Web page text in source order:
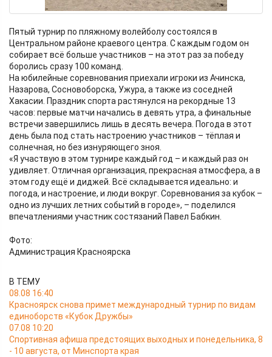
Пятый турнир по пляжному волейболу состоялся в
Центральном районе краевого центра. С каждым годом он
собирает всё больше участников – на этот раз за победу
боролись сразу 100 команд.
На юбилейные соревнования приехали игроки из Ачинска,
Назарова, Сосновоборска, Ужура, а также из соседней
Хакасии. Праздник спорта растянулся на рекордные 13
часов: первые матчи начались в девять утра, а финальные
встречи завершились лишь в десять вечера. Погода в этот
день была под стать настроению участников – тёплая и
солнечная, но без изнуряющего зноя.
«Я участвую в этом турнире каждый год – и каждый раз он
удивляет. Отличная организация, прекрасная атмосфера, а в
этом году ещё и диджей. Всё складывается идеально: и
погода, и настроение, и люди вокруг. Соревнования за кубок –
одно из лучших летних событий в городе», – поделился
впечатлениями участник состязаний Павел Бабкин.
Фото:
Администрация Красноярска
В ТЕМУ
08.08 16:40
Красноярск снова примет международный турнир по видам
единоборств «Кубок Дружбы»
07.08 10:20
Спортивная афиша предстоящих выходных и понедельника, 8
- 10 августа, от Минспорта края